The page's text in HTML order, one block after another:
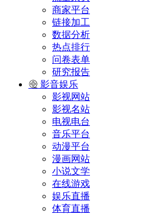
商家平台
链接加工
数据分析
热点排行
问卷表单
研究报告
影音娱乐
影视网站
影视名站
电视电台
音乐平台
动漫平台
漫画网站
小说文学
在线游戏
娱乐直播
体育直播